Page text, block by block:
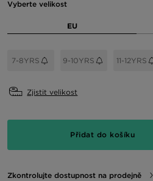
Vyberte velikost
EU
7-8YRS 9-10YRS 11-12YRS
Zjistit velikost
Přidat do košíku
Zkontrolujte dostupnost na prodejně